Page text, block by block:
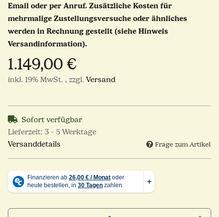
Email oder per Anruf. Zusätzliche Kosten für
mehrmalige Zustellungsversuche oder ähnliches
werden in Rechnung gestellt (siehe Hinweis
Versandinformation).
1.149,00 €
inkl. 19% MwSt. , zzgl. Versand
Sofort verfügbar
Lieferzeit: 3 - 5 Werktage
Versanddetails
Frage zum Artikel